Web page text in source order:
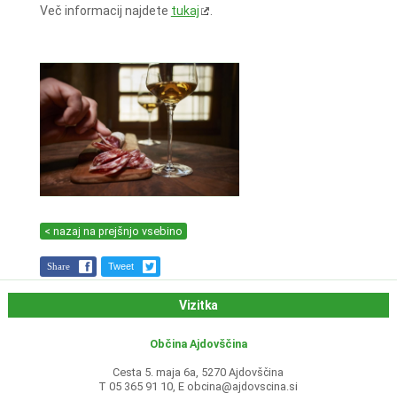
Več informacij najdete tukaj
< nazaj na prejšnjo vsebino
Share Tweet
Vizitka
Občina Ajdovščina
Cesta 5. maja 6a, 5270 Ajdovščina
T 05 365 91 10, E obcina@ajdovscina.si